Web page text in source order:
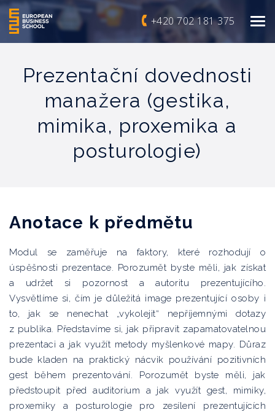
+420 702 181 375
Prezentační dovednosti
manažera (gestika,
mimika, proxemika a
posturologie)
Anotace k předmětu
Modul se zaměřuje na faktory, které rozhodují o
úspěšnosti prezentace. Porozumět byste měli, jak získat
a udržet si pozornost a autoritu prezentujícího.
Vysvětlíme si, čím je důležitá image prezentující osoby i
to, jak se nenechat „vykolejit“ nepříjemnými dotazy
z publika. Představíme si, jak připravit zapamatovatelnou
prezentaci a jak využít metody myšlenkové mapy. Důraz
bude kladen na praktický nácvik používání pozitivních
gest během prezentování. Porozumět byste měli, jak
předstoupit před auditorium a jak využít gest, mimiky,
proxemiky a posturologie pro zesílení prezentujících